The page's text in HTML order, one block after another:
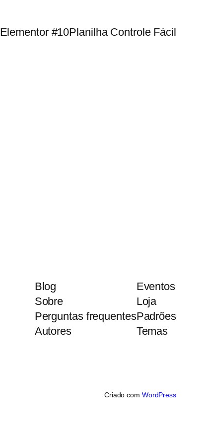
Elementor #10Planilha Controle Fácil
Blog
Sobre
Perguntas frequentes
Autores
Eventos
Loja
Padrões
Temas
Criado com WordPress